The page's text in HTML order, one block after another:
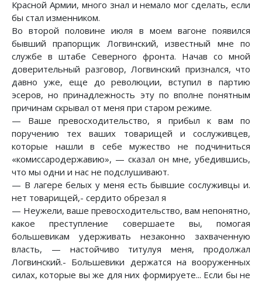
Красной Армии, много знал и немало мог сделать, если
бы стал изменником.
Во второй половине июля в моем вагоне появился
бывший прапорщик Логвинский, известный мне по
службе в штабе Северного фронта. Начав со мной
доверительный разговор, Логвинский признался, что
давно уже, еще до революции, вступил в партию
эсеров, но принадлежность эту по вполне понятным
причинам скрывал от меня при старом режиме.
— Ваше превосходительство, я прибыл к вам по
поручению тех ваших товарищей и сослуживцев,
которые нашли в себе мужество не подчиниться
«комиссародержавию», — сказал он мне, убедившись,
что мы одни и нас не подслушивают.
— В лагере белых у меня есть бывшие сослуживцы и.
нет товарищей,- сердито обрезал я
— Неужели, ваше превосходительство, вам непонятно,
какое преступление совершаете вы, помогая
большевикам удерживать незаконно захваченную
власть, — настойчиво титулуя меня, продолжал
Логвинский.- Большевики держатся на вооруженных
силах, которые вы же для них формируете... Если бы не